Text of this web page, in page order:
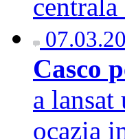
Casco
a
ocazia